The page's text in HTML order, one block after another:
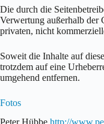
Die durch die
Verwertung außerhalb der
privaten, nicht
Soweit die Inhalte auf
trotzdem auf eine
umgehend entfernen.
Fotos